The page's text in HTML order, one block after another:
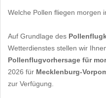
Welche Pollen fliegen morgen
Auf Grundlage des
Wetterdienstes stellen wir
Pollenflugvorhersage für
2026 für Mecklenburg-
zur Verfügung.